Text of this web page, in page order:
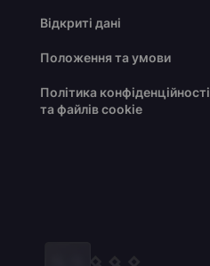
Відкриті дані
Положення та умови
Політика конфіденційності
та файлів cookie